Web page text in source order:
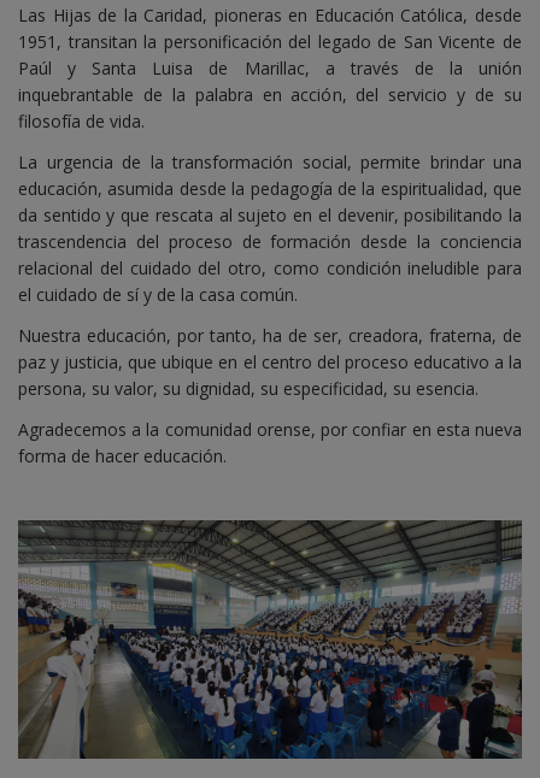
Las Hijas de la Caridad, pioneras en Educación Católica, desde
1951, transitan la personificación del legado de San Vicente de
Paúl y Santa Luisa de Marillac, a través de la unión
inquebrantable de la palabra en acción, del servicio y de su
filosofía de vida.
La urgencia de la transformación social, permite brindar una
educación, asumida desde la pedagogía de la espiritualidad, que
da sentido y que rescata al sujeto en el devenir, posibilitando la
trascendencia del proceso de formación desde la conciencia
relacional del cuidado del otro, como condición ineludible para
el cuidado de sí y de la casa común.
Nuestra educación, por tanto, ha de ser, creadora, fraterna, de
paz y justicia, que ubique en el centro del proceso educativo a la
persona, su valor, su dignidad, su especificidad, su esencia.
Agradecemos a la comunidad orense, por confiar en esta nueva
forma de hacer educación.